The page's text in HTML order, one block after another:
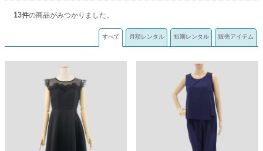
13件の商品がみつかりました。
すべて 月額レンタル 短期レンタル 販売アイテム